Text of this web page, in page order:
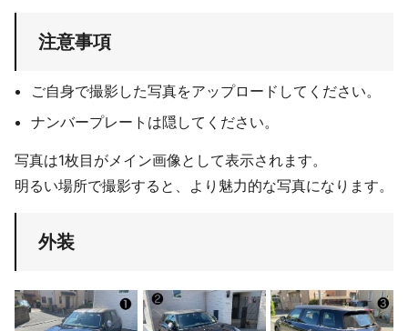
注意事項
ご自身で撮影した写真をアップロードしてください。
ナンバープレートは隠してください。
写真は1枚目がメイン画像として表示されます。
明るい場所で撮影すると、より魅力的な写真になります。
外装